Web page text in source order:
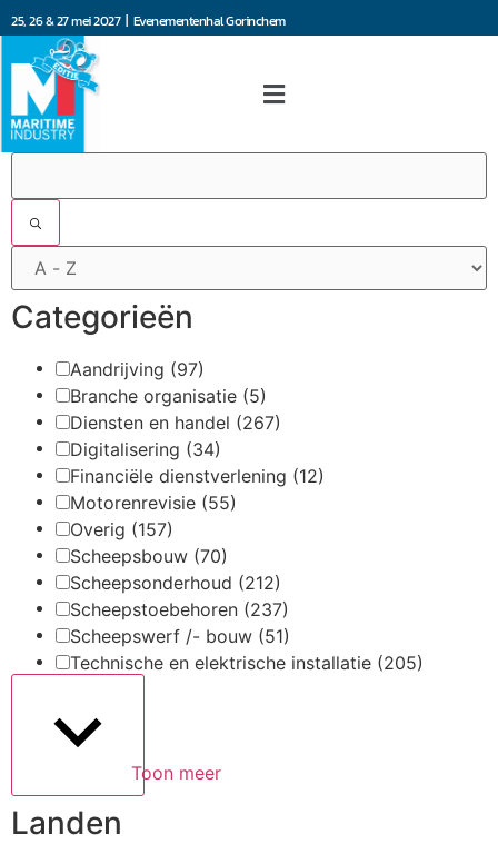
25, 26 & 27 mei 2027 | Evenementenhal Gorinchem
Categorieën
Aandrijving (97)
Branche organisatie (5)
Diensten en handel (267)
Digitalisering (34)
Financiële dienstverlening (12)
Motorenrevisie (55)
Overig (157)
Scheepsbouw (70)
Scheepsonderhoud (212)
Scheepstoebehoren (237)
Scheepswerf /- bouw (51)
Technische en elektrische installatie (205)
Toon meer
Landen